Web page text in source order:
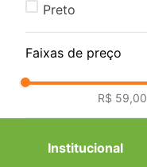
Preto
Faixas de preço
R$ 59,00
Institucional